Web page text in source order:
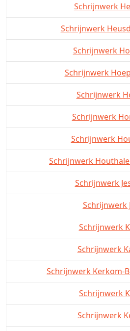
Schrijnwerk
Schrijnwerk
Schrijnwerk
Schrijnwerk
Schrijnwerk
Schrijnwerk
Schrijnwerk
Schrijnwerk
Schrijnwerk
Schrijnwerk
Schrijnwerk
Schrijnwerk
Schrijnwerk Kerkom-
Schrijnwerk
Schrijnwerk